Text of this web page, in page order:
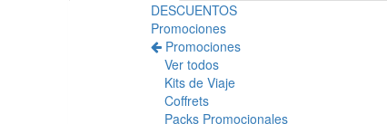
DESCUENTOS
Promociones
Promociones
Ver todos
Kits de Viaje
Coffrets
Packs Promocionales